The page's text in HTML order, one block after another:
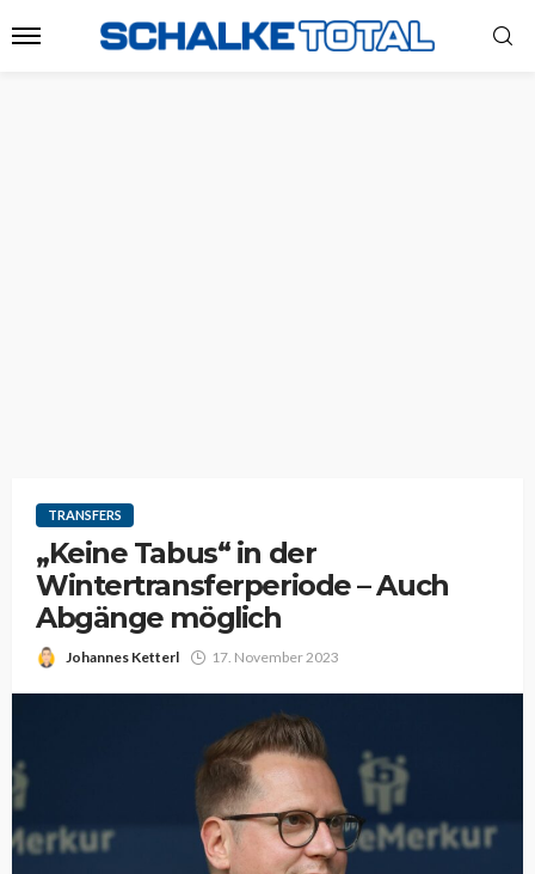
TRANSFERS
„Keine Tabus“ in der
Wintertransferperiode – Auch
Abgänge möglich
Johannes Ketterl 17. November 2023